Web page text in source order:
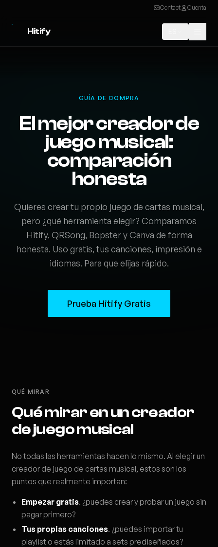
Contact Cuenta
Hitify
GUÍA DE COMPRA
El mejor creador de
juego musical:
comparación
honesta
Quieres crear tu propio juego de cartas musical,
pero ¿qué herramienta elegir? Comparamos
Hitify, QRSong, Bopster y Canva de forma
honesta. Uso gratis, tus canciones, impresión e
idiomas. Para que elijas rápido.
Prueba Hitify Gratis
QUÉ MIRAR
Qué mirar en un creador
de juego musical
No todas las herramientas hacen lo mismo. Al elegir un
creador de juego de cartas musical, estos son los
puntos que realmente importan:
Empezar gratis. ¿puedes crear y probar un juego sin
pagar primero?
Tus propias canciones. ¿puedes importar tu
playlist o estás limitado a sets prediseñados?